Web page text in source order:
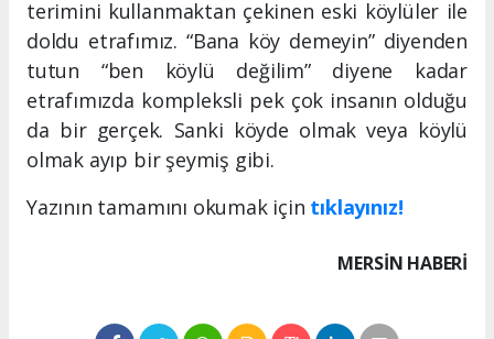
terimini kullanmaktan çekinen eski köylüler ile
doldu etrafımız. “Bana köy demeyin” diyenden
tutun “ben köylü değilim” diyene kadar
etrafımızda kompleksli pek çok insanın olduğu
da bir gerçek. Sanki köyde olmak veya köylü
olmak ayıp bir şeymiş gibi.
Yazının tamamını okumak için tıklayınız!
MERSIN HABERİ